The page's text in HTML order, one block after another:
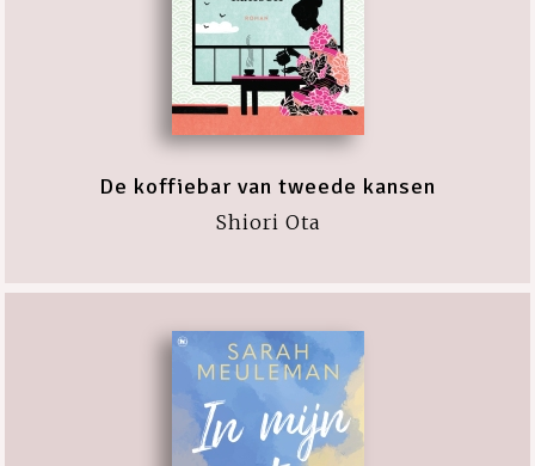
De koffiebar van tweede kansen
Shiori Ota